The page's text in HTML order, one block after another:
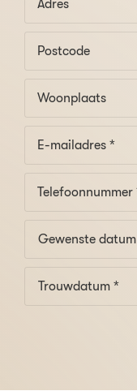
Gewenste datum
Trouwdatum *